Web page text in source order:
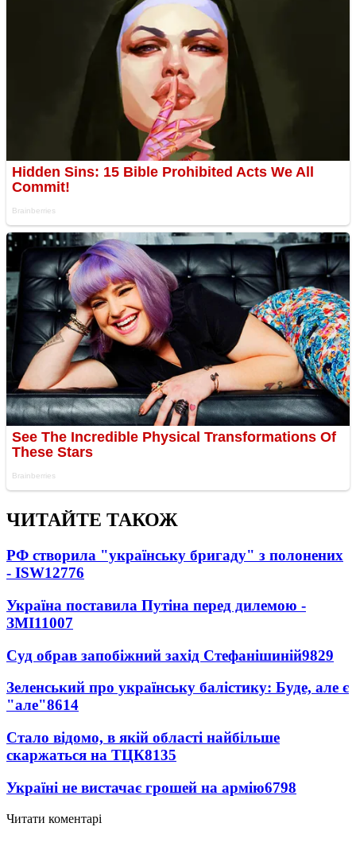
ЧИТАЙТЕ ТАКОЖ
РФ створила "українську бригаду" з полонених
- ISW12776
Україна поставила Путіна перед дилемою -
ЗМІ11007
Суд обрав запобіжний захід Стефанішиній9829
Зеленський про українську балістику: Буде, але є
"але"8614
Стало відомо, в якій області найбільше
скаржаться на ТЦК8135
Україні не вистачає грошей на армію6798
Читати коментарі